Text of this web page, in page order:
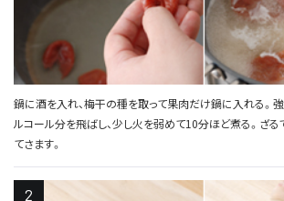
鍋に酒を入れ、梅干の種を取って果肉だけ鍋に入れる。
ルコール分を飛ばし、少し火を弱めて10分ほど煮る。ざる
てさます。